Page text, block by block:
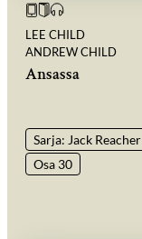
LEE CHILD
ANDREW CHILD
Ansassa
Sarja: Jack Reacher
Osa 30